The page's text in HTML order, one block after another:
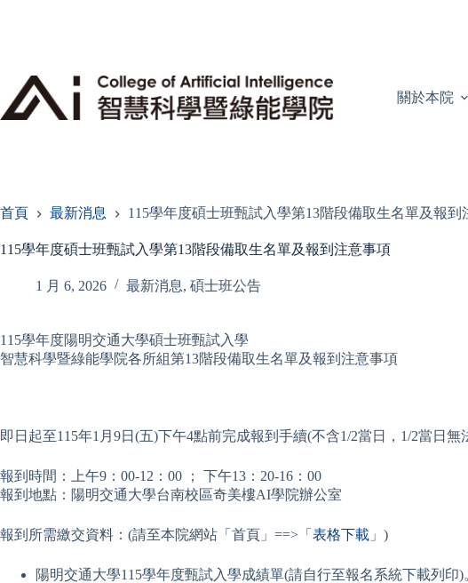
容
關於本院
首頁 最新消息 115學年度碩士班甄試入學第13階段備取生名單及報到
115學年度碩士班甄試入學第13階段備取生名單及報到注意事項
1 月 6, 2026 最新消息, 碩士班公告
115學年度陽明交通大學碩士班甄試入學
智慧科學暨綠能學院各所組第13階段備取生名單及報到注意事項
即日起至115年1月9日(五)下午4點前完成報到手續(不含1/2當日，1/2當日無
報到時間：上午9：00-12：00 ； 下午13：20-16：00
報到地點：陽明交通大學台南校區奇美樓AI學院辦公室
報到所需繳交資料：(請至本院網站「首頁」==>「 表格下載 」)
陽明交通大學115學年度甄試入學成績單(請自行至報名系統下載列印)